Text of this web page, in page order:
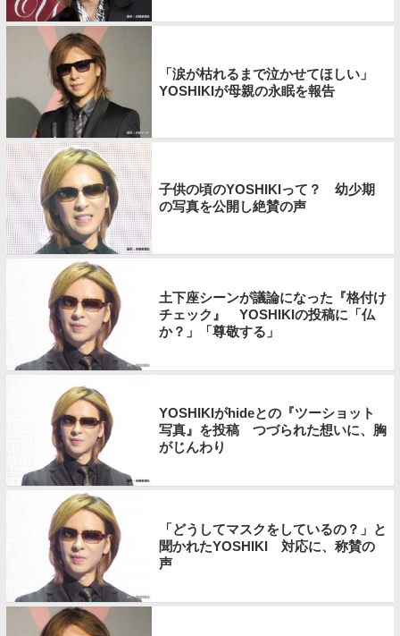
「涙が枯れるまで泣かせてほしい」
YOSHIKIが母親の永眠を報告
子供の頃のYOSHIKIって？ 幼少期
の写真を公開し絶賛の声
土下座シーンが議論になった『格付け
チェック』 YOSHIKIの投稿に「仏
か？」「尊敬する」
YOSHIKIがhideとの『ツーショット
写真』を投稿 つづられた想いに、胸
がじんわり
「どうしてマスクをしているの？」と
聞かれたYOSHIKI 対応に、称賛の
声